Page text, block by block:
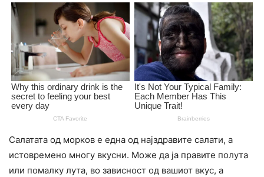
Салатата од морков е една од најздравите салати, а
истовремено многу вкусни. Може да ја правите полута
или помалку лута, во зависност од вашиот вкус, а